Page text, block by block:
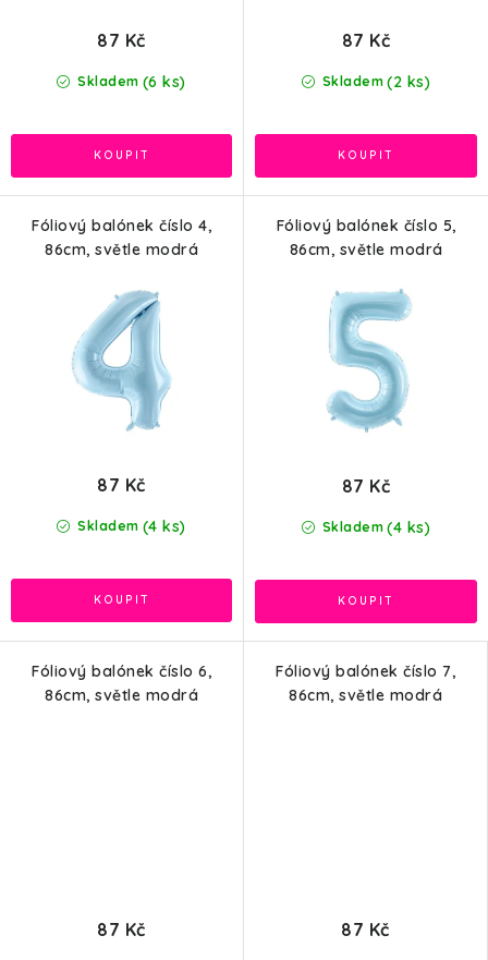
Skladem (6 ks)
87 Kč
Skladem (2 ks)
87 Kč
Fóliový balónek číslo 4,
86cm, světle modrá
Skladem (4 ks)
87 Kč
Fóliový balónek číslo 5,
86cm, světle modrá
Skladem (4 ks)
87 Kč
Fóliový balónek číslo 6,
86cm, světle modrá
87 Kč
Fóliový balónek číslo 7,
86cm, světle modrá
87 Kč